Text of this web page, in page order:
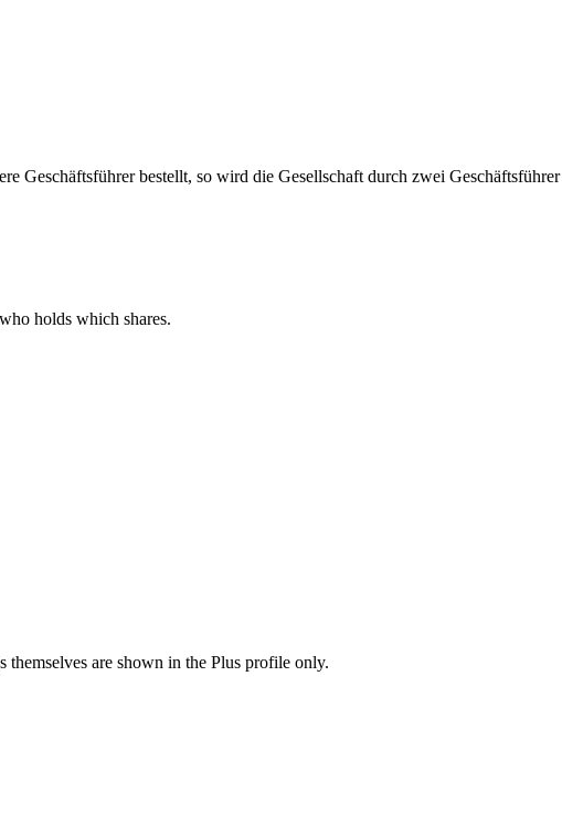
Geschäftsführer bestellt, so wird die Gesellschaft durch zwei
holds which shares.
are shown in the Plus profile only.